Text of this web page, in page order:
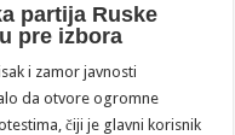
partija Ruske
pre izbora
i zamor javnosti
da otvore ogromne
čiji je glavni korisnik